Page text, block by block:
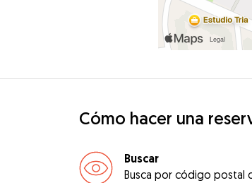
Cómo hacer una
Buscar
Busca por código postal